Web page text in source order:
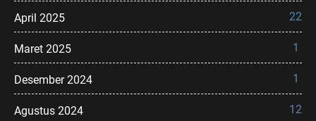
April 2025 22
Maret 2025 1
Desember 2024 1
Agustus 2024 12